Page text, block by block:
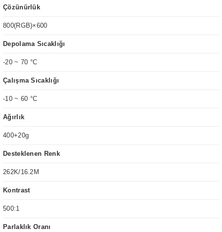
Çözünürlük
800(RGB)×600
Depolama Sıcaklığı
-20 ~ 70 °C
Çalışma Sıcaklığı
-10 ~ 60 °C
Ağırlık
400+20g
Desteklenen Renk
262K/16.2M
Kontrast
500:1
Parlaklık Oranı